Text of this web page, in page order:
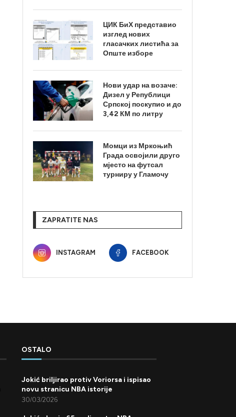
ЦИК БиХ представио
изглед нових
гласачких листића за
Опште изборе
Нови удар на возаче:
Дизел у Републици
Српској поскупио и до
3,42 КМ по литру
Момци из Мркоњић
Града освојили друго
мјесто на футсал
турниру у Гламочу
ZAPRATITE NAS
INSTAGRAM FACEBOOK
OSTALO
Jokić briljirao protiv Voriorsa i ispisao
novu stranicu NBA istorije
30/03/2026